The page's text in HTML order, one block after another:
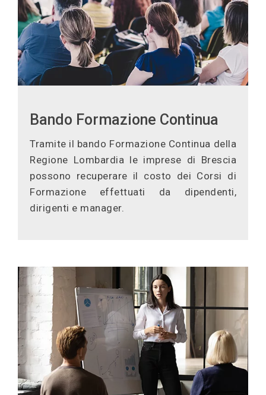
Bando Formazione Continua
Tramite il bando Formazione Continua della
Regione Lombardia le imprese di Brescia
possono recuperare il costo dei Corsi di
Formazione effettuati da dipendenti,
dirigenti e manager.